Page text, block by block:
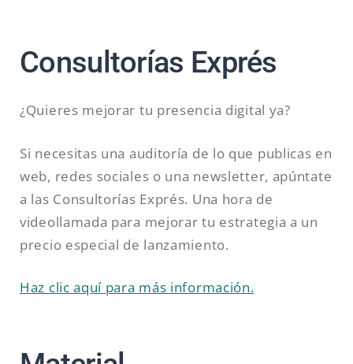
Consultorías Exprés
¿Quieres mejorar tu presencia digital ya?
Si necesitas una auditoría de lo que publicas en
web, redes sociales o una newsletter, apúntate
a las Consultorías Exprés. Una hora de
videollamada para mejorar tu estrategia a un
precio especial de lanzamiento.
Haz clic aquí para más información.